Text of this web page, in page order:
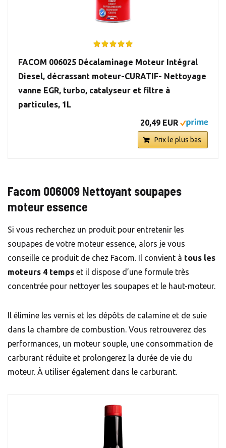
FACOM 006025 Décalaminage Moteur Intégral
Diesel, décrassant moteur-CURATIF- Nettoyage
vanne EGR, turbo, catalyseur et filtre à
particules, 1L
20,49 EUR
Prix le plus bas
Facom 006009 Nettoyant soupapes
moteur essence
Si vous recherchez un produit pour entretenir les
soupapes de votre moteur essence, alors je vous
conseille ce produit de chez Facom. Il convient à tous les
moteurs 4 temps et il dispose d’une formule très
concentrée pour nettoyer les soupapes et le haut-moteur.
Il élimine les vernis et les dépôts de calamine et de suie
dans la chambre de combustion. Vous retrouverez des
performances, un moteur souple, une consommation de
carburant réduite et prolongerez la durée de vie du
moteur. À utiliser également dans le carburant.